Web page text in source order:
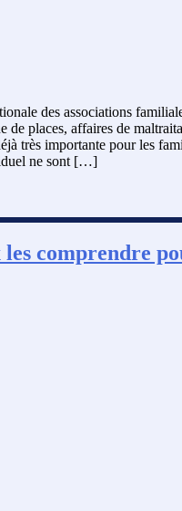
des associations
de places, affaires de
très importante pour les
ne sont […]
les comprendre